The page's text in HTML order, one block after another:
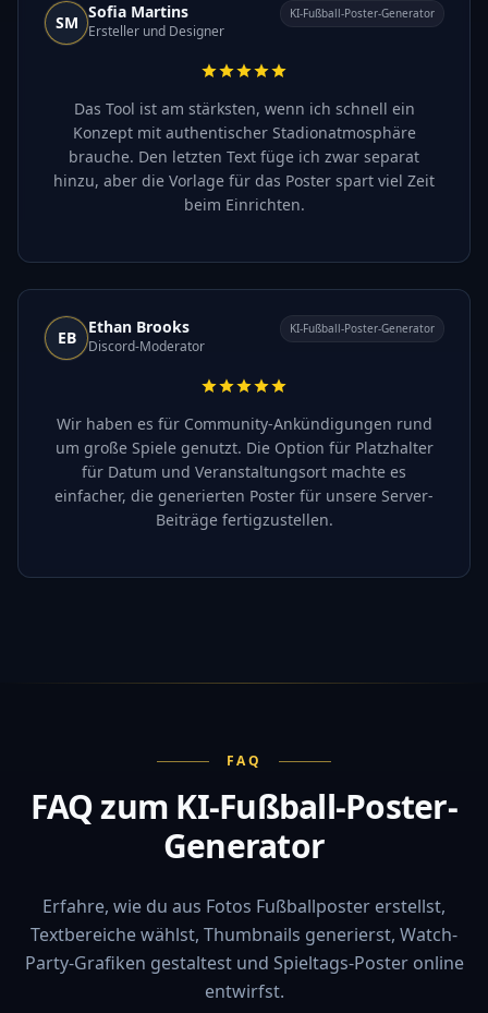
SM
Sofia Martins
Ersteller und Designer
KI-Fußball-Poster-Generator
Das Tool ist am stärksten, wenn ich schnell ein
Konzept mit authentischer Stadionatmosphäre
brauche. Den letzten Text füge ich zwar separat
hinzu, aber die Vorlage für das Poster spart viel Zeit
beim Einrichten.
EB
Ethan Brooks
Discord-Moderator
KI-Fußball-Poster-Generator
Wir haben es für Community-Ankündigungen rund
um große Spiele genutzt. Die Option für Platzhalter
für Datum und Veranstaltungsort machte es
einfacher, die generierten Poster für unsere Server-
Beiträge fertigzustellen.
FAQ
FAQ zum KI-Fußball-Poster-
Generator
Erfahre, wie du aus Fotos Fußballposter erstellst,
Textbereiche wählst, Thumbnails generierst, Watch-
Party-Grafiken gestaltest und Spieltags-Poster online
entwirfst.